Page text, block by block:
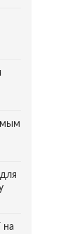
на